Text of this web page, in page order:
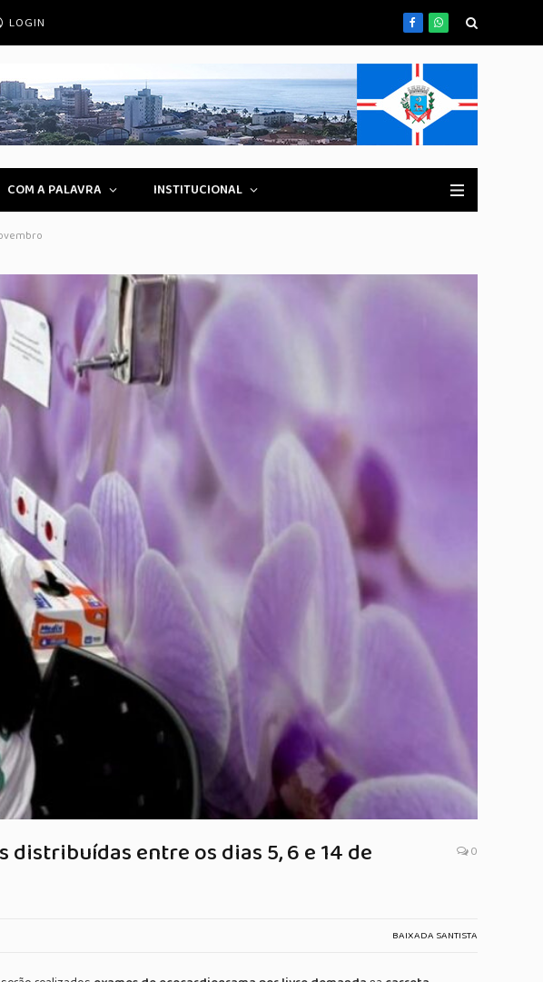
LOGIN FacebookWhatsApp
COM A PALAVRA INSTITUCIONAL
entre os dias 5, 6 e 14 de
0
BAIXADA SANTISTA